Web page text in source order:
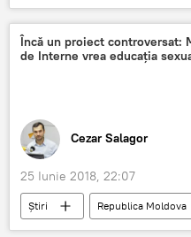
Elena Sutormina
ONU
rezoluția ONU
Încă un proiect controversat:
de Interne vrea educația
Cezar Salagor
25 Iunie 2018, 22:07
Știri Republica Moldova
Opinie
Societate